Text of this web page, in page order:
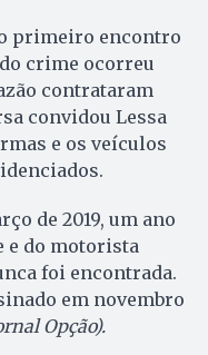
primeiro encontro
crime ocorreu
contrataram
convidou Lessa
e os veículos
de 2019, um ano
e do motorista
foi encontrada.
em novembro
Opção).